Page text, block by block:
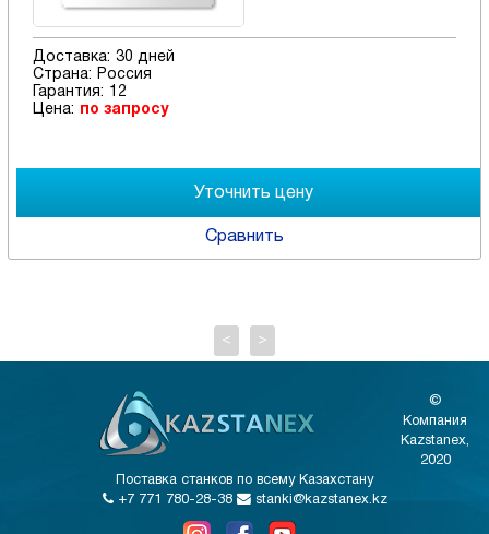
Доставка: 30 дней
Страна:
Россия
Гарантия:
12
Цена:
по запросу
Сравнить
< >
©
Компания
Kazstanex,
2020
Поставка станков по всему Казахстану
+7 771 780-28-38
stanki@kazstanex.kz